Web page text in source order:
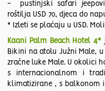
- pustinjski safari
roštilja USD 70, djeca do
* Izleti se plaćaju u USD.
Kaani Palm Beach Hotel 4*
Bikini na atolu Južni Male,
zračne luke Male. U okolici
s internacionalnom i
klimatizirane , s balkonom